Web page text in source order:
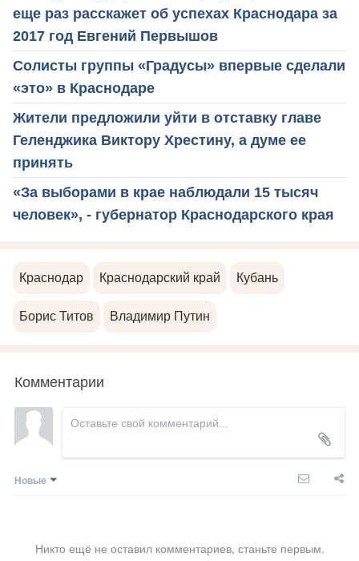
еще раз расскажет об успехах Краснодара за
2017 год Евгений Первышов
Солисты группы «Градусы» впервые сделали
«это» в Краснодаре
Жители предложили уйти в отставку главе
Геленджика Виктору Хрестину, а думе ее
принять
«За выборами в крае наблюдали 15 тысяч
человек», - губернатор Краснодарского края
Краснодар Краснодарский край Кубань
Борис Титов Владимир Путин
Комментарии
Новые
Никто ещё не оставил комментариев, станьте первым.